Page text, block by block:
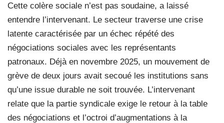
Cette colère sociale n’est pas soudaine, a laissé
entendre l’intervenant. Le secteur traverse une crise
latente caractérisée par un échec répété des
négociations sociales avec les représentants
patronaux. Déjà en novembre 2025, un mouvement de
grève de deux jours avait secoué les institutions sans
qu’une issue durable ne soit trouvée. L’intervenant
relate que la partie syndicale exige le retour à la table
des négociations et l’octroi d’augmentations à la